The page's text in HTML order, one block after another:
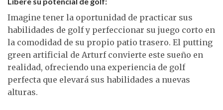
Imagine tener la oportunidad de practicar sus
habilidades de golf y perfeccionar su juego corto en
la comodidad de su propio patio trasero. El putting
green artificial de Arturf convierte este sueño en
realidad, ofreciendo una experiencia de golf
perfecta que elevará sus habilidades a nuevas
alturas.